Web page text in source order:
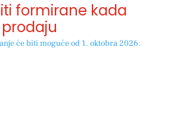
formirane kada
će biti moguće od 1. oktobra 2026.